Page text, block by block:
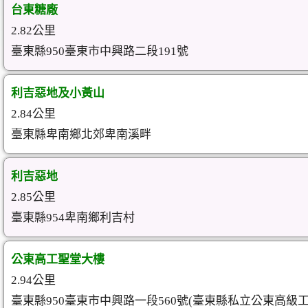
台東糖廠
2.82公里
臺東縣950臺東市中興路二段191號
利吉惡地及小黃山
2.84公里
臺東縣卑南鄉北郊卑南溪畔
利吉惡地
2.85公里
臺東縣954卑南鄉利吉村
公東高工聖堂大樓
2.94公里
臺東縣950臺東市中興路一段560號(臺東縣私立公東高級